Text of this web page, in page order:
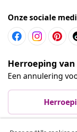
Onze sociale
Herroeping
Een annulering